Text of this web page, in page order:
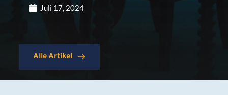
Juli 17, 2024
Alle Artikel